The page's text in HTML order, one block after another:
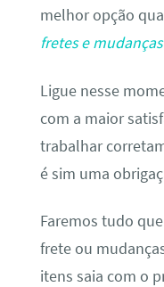
melhor opção
fretes e
Ligue nesse
com a maior
trabalhar
é sim uma
Faremos tudo
frete ou
itens saia com o